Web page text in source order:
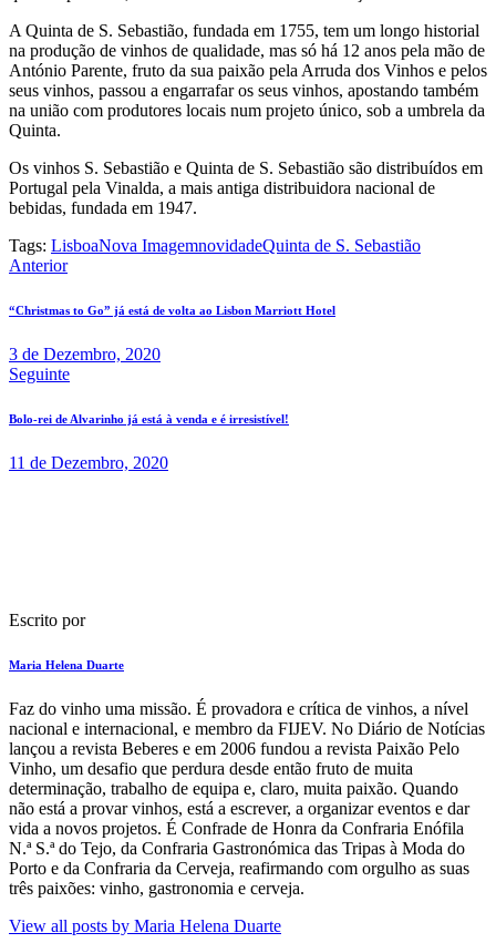
A Quinta de S. Sebastião, fundada em 1755, tem um longo historial
na produção de vinhos de qualidade, mas só há 12 anos pela mão de
António Parente, fruto da sua paixão pela Arruda dos Vinhos e pelos
seus vinhos, passou a engarrafar os seus vinhos, apostando também
na união com produtores locais num projeto único, sob a umbrela da
Quinta.
Os vinhos S. Sebastião e Quinta de S. Sebastião são distribuídos em
Portugal pela Vinalda, a mais antiga distribuidora nacional de
bebidas, fundada em 1947.
Tags: LisboaNova ImagemnovidadeQuinta de S. Sebastião
Navegação
de
Anterior
“Christmas to Go” já está de volta ao Lisbon Marriott Hotel
3 de Dezembro, 2020
Seguinte
Bolo-rei de Alvarinho já está à venda e é irresistível!
11 de Dezembro, 2020
Escrito por
Maria Helena Duarte
F​az do vinho uma missão. É provadora e crítica de vinhos​, a nível
nacional e internacional, e membro da FIJEV. ​No Diário de Notícias​
lançou a revista Beberes​ e em 2006 fundou a revista Paixão Pelo
Vinho, um desafio que perdura​ desde então fruto de muita
determinação, trabalho de equipa e, claro, muita paixão. Quando
não está a provar vinhos, está a escrever, a organizar eventos e dar
vida a novos projetos​. É Confrade de Honra da Confraria Enófila
N.ª S.ª do Tejo, da Confraria Gastronómica das Tripas à Moda do
Porto e da Confraria da Cerveja, reafirmando com orgulho as suas
três paixões: vinho, gastronomia e cerveja.
View all posts by Maria Helena Duarte